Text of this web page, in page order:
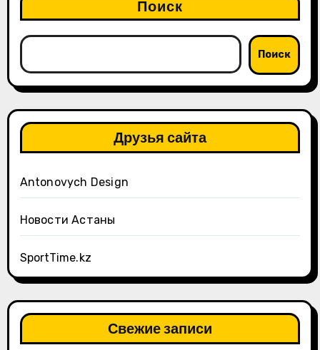
Поиск
Поиск
Друзья сайта
Antonovych Design
Новости Астаны
SportTime.kz
Свежие записи